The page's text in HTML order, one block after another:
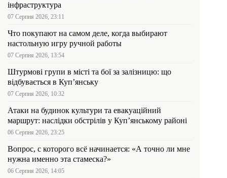
інфраструктура
07 Серпня 2026, 23:11
Что покупают на самом деле, когда выбирают
настольную игру ручной работы
07 Серпня 2026, 13:54
Штурмові групи в місті та бої за залізницю: що
відбувається в Куп’янську
07 Серпня 2026, 10:32
Атаки на будинок культури та евакуаційний
маршрут: наслідки обстрілів у Куп’янському районі
06 Серпня 2026, 23:25
Вопрос, с которого всё начинается: «А точно ли мне
нужна именно эта стамеска?»
06 Серпня 2026, 14:05